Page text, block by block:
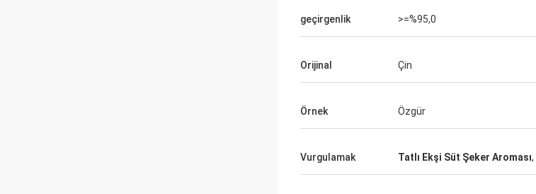
geçirgenlik >=%95,0
Orijinal Çin
Örnek Özgür
Vurgulamak Tatlı Ekşi Süt Şeker Aroması,